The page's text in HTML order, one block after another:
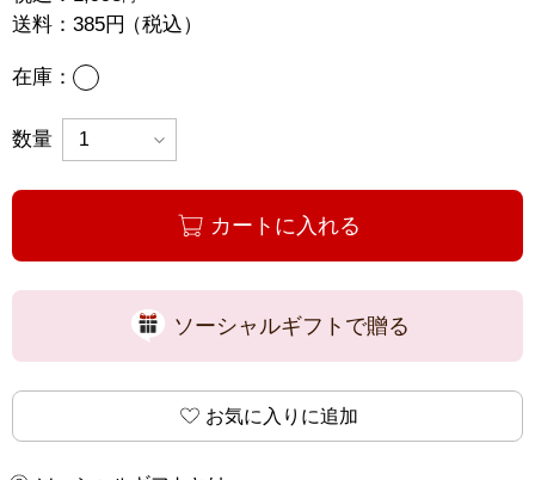
送料： 385円（税込）
在庫： あり
数量
カートに入れる
ソーシャルギフトで贈る
お気に入りに追加